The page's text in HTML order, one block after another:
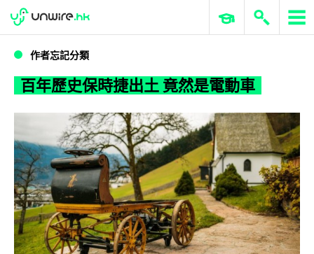
百年歷史保時捷出土 竟然是電動車
WWDC 2026 ERP 與商業 AI
作者忘記分類
百年歷史保時捷出土 竟然是電動車